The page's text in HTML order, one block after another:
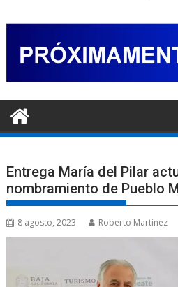
Entrega María del Pilar
nombramiento de Pueblo
8 agosto, 2023 Roberto Martinez